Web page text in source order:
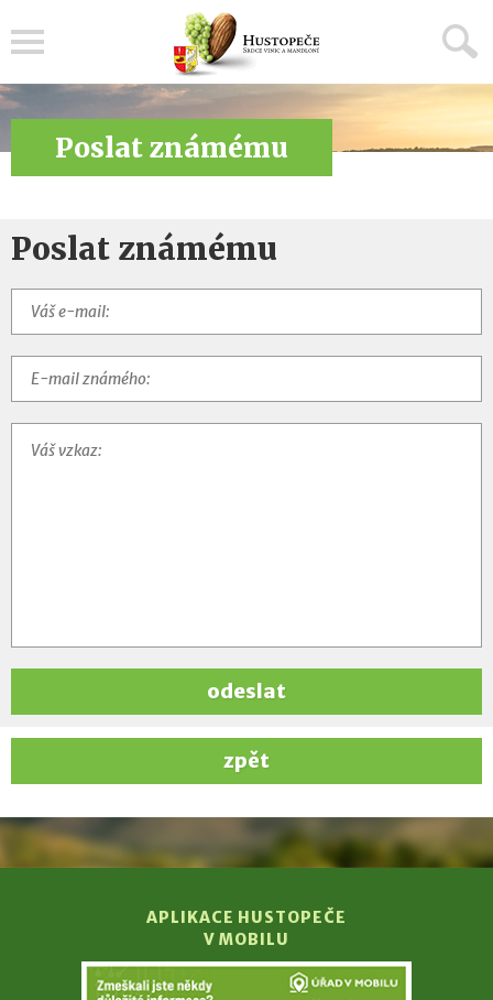
Poslat známému
Poslat známému
odeslat
zpět
APLIKACE HUSTOPEČE
V MOBILU